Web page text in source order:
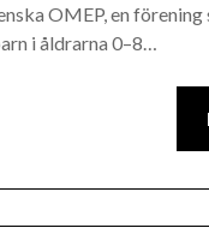
OMEP, en
i åldrarna 0–8…